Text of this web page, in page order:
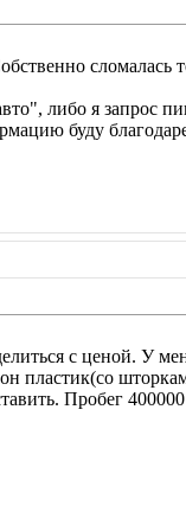
либо я запрос
буду
с ценой. У
пластик(со
Пробег